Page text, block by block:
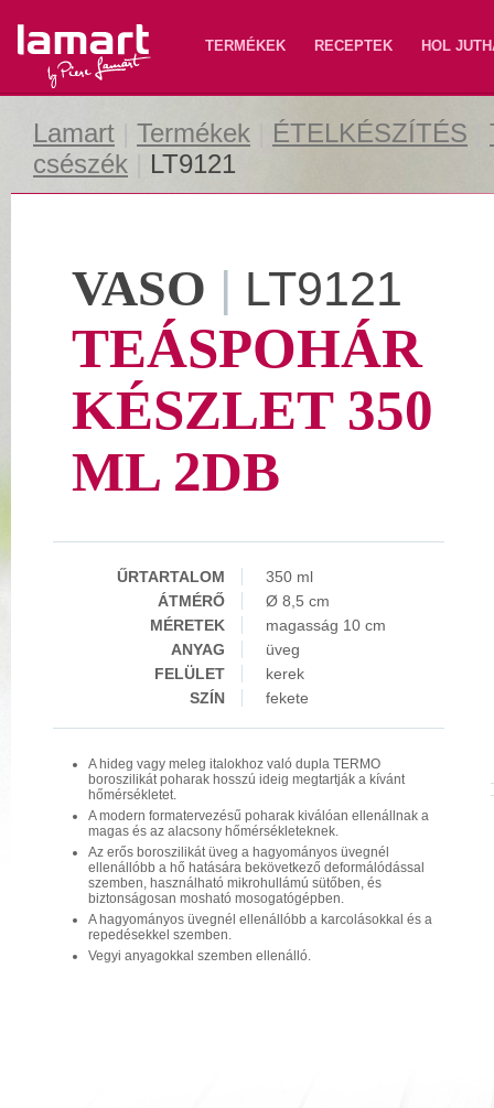
Lamart TERMÉKEK RECEPTEK HOL
Lamart Termékek ÉTELKÉSZÍTÉS
csészék
LT9121
VASO | LT9121
TEÁSPOHÁR
KÉSZLET 350
ML 2DB
ŰRTARTALOM
350 ml
ÁTMÉRŐ
Ø 8,5 cm
MÉRETEK
magasság 10 cm
ANYAG
üveg
FELÜLET
kerek
SZÍN
fekete
A hideg vagy meleg italokhoz való dupla TERMO
boroszilikát poharak hosszú ideig megtartják a kívánt
hőmérsékletet.
A modern formatervezésű poharak kiválóan ellenállnak a
magas és az alacsony hőmérsékleteknek.
Az erős boroszilikát üveg a hagyományos üvegnél
ellenállóbb a hő hatására bekövetkező deformálódással
szemben, használható mikrohullámú sütőben, és
biztonságosan mosható mosogatógépben.
A hagyományos üvegnél ellenállóbb a karcolásokkal és a
repedésekkel szemben.
Vegyi anyagokkal szemben ellenálló.